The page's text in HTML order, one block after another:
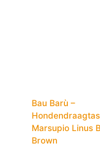
Bau Barù –
Hondendraagtas
Marsupio Linus
Brown